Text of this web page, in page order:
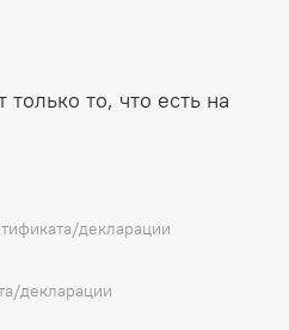
то, что есть на
декларации
декларации